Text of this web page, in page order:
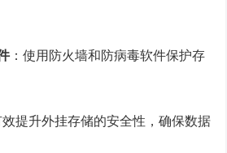
：使用防火墙和防病毒软件保护存
提升外挂存储的安全性，确保数据